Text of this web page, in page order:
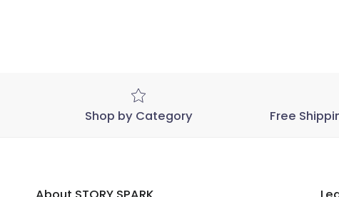
Shop by Category Free